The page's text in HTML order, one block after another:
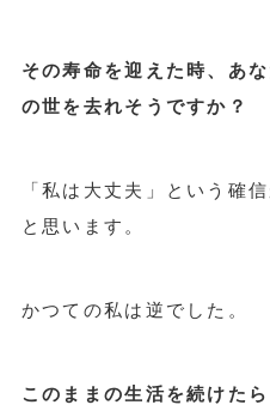
その寿命を迎えた時、あ
の世を去れそうですか？
「私は大丈夫」という確
と思います。
かつての私は逆でした。
このままの生活を続けた